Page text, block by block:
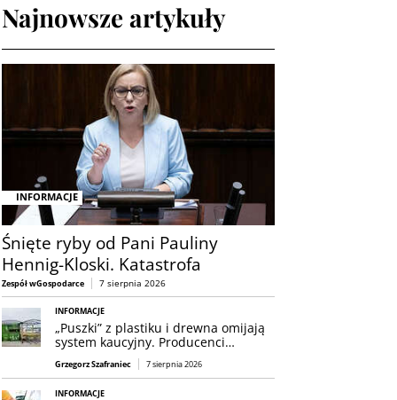
Najnowsze artykuły
INFORMACJE
Śnięte ryby od Pani Pauliny
Hennig-Kloski. Katastrofa
Zespół wGospodarce 7 sierpnia 2026
INFORMACJE
„Puszki” z plastiku i drewna omijają
system kaucyjny. Producenci…
Grzegorz Szafraniec 7 sierpnia 2026
INFORMACJE